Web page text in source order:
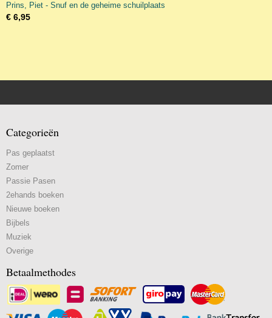
Prins, Piet - Snuf en de geheime schuilplaats
€ 6,95
Categorieën
Pas geplaatst
Zomer
Passie Pasen
2ehands boeken
Nieuwe boeken
Bijbels
Muziek
Overige
Betaalmethodes